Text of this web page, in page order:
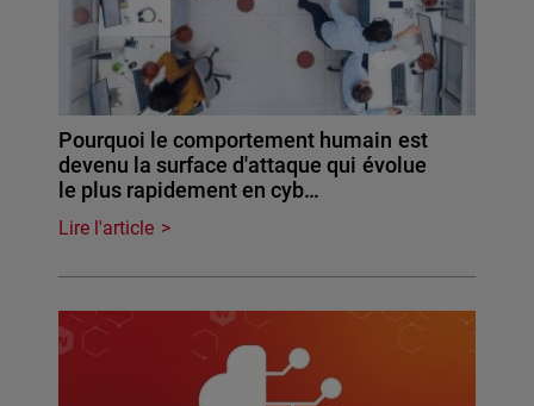
Pourquoi le comportement humain est
devenu la surface d'attaque qui évolue
le plus rapidement en cyb…
Lire l'article